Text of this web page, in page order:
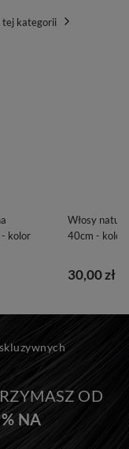
kolor
Włosy
40cm - kolor
30,00 zł
tej kategorii
OD
NA